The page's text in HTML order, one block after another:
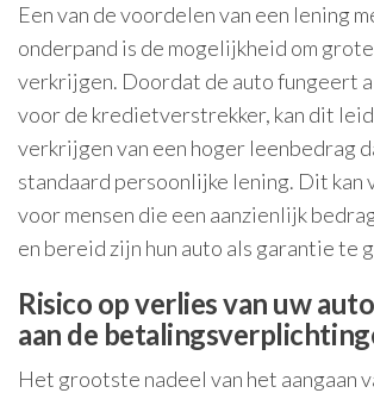
Een van de voordelen van een lening
onderpand is de mogelijkheid om
verkrijgen. Doordat de auto fungeert
voor de kredietverstrekker, kan dit
verkrijgen van een hoger leenbedrag
standaard persoonlijke lening. Dit kan
voor mensen die een aanzienlijk
en bereid zijn hun auto als garantie te
Risico op verlies van uw
aan de
Het grootste nadeel van het aangaan